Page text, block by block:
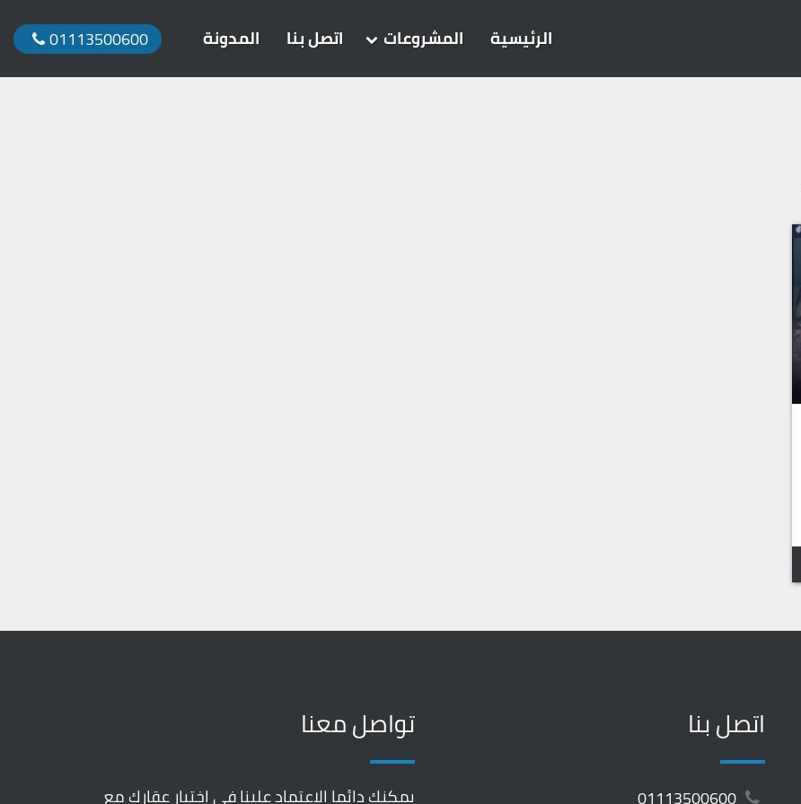
الرئيسية المشروعات اتصل بنا المدونة 01113500600
اتصل بنا تواصل معنا
يمكنك دائما الاعتماد علينا في اختيار عقارك مع